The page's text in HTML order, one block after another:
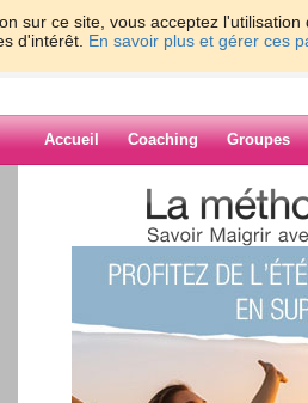
sur ce site, vous acceptez
d'intérêt. En savoir plus et gérer ces
Accueil Coaching Groupes
>
Blog de
21 - 30 31 - 40 41 - 50 51 -